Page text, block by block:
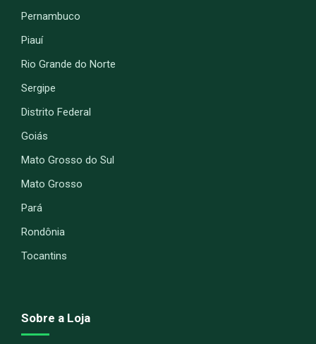
Pernambuco
Piauí
Rio Grande do Norte
Sergipe
Distrito Federal
Goiás
Mato Grosso do Sul
Mato Grosso
Pará
Rondônia
Tocantins
Sobre a Loja